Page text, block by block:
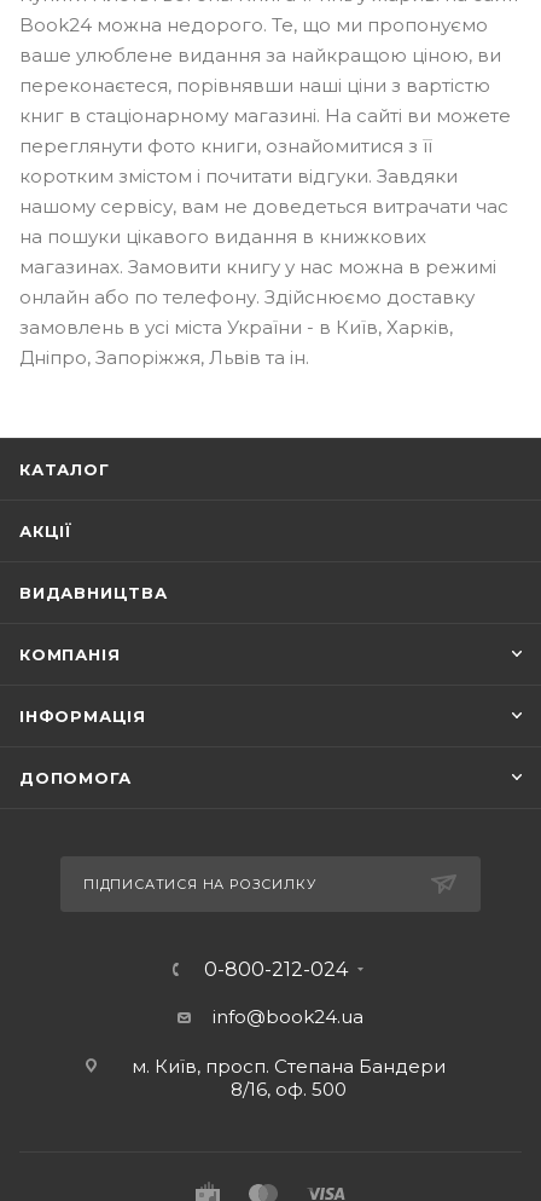
Book24 можна недорого. Те, що ми пропонуємо
ваше улюблене видання за найкращою ціною, ви
переконаєтеся, порівнявши наші ціни з вартістю
книг в стаціонарному магазині. На сайті ви можете
переглянути фото книги, ознайомитися з її
коротким змістом і почитати відгуки. Завдяки
нашому сервісу, вам не доведеться витрачати час
на пошуки цікавого видання в книжкових
магазинах. Замовити книгу у нас можна в режимі
онлайн або по телефону. Здійснюємо доставку
замовлень в усі міста України - в Київ, Харків,
Дніпро, Запоріжжя, Львів та ін.
КАТАЛОГ
АКЦІЇ
ВИДАВНИЦТВА
КОМПАНІЯ
ІНФОРМАЦІЯ
ДОПОМОГА
ПІДПИСАТИСЯ НА РОЗСИЛКУ
0-800-212-024
info@book24.ua
м. Київ, просп. Степана Бандери
8/16, оф. 500